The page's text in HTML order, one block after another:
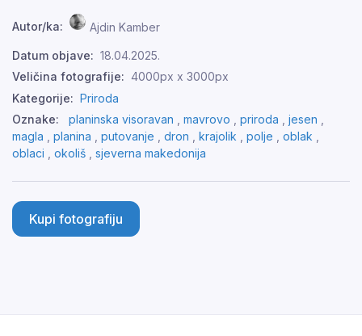
Autor/ka: Ajdin Kamber
Datum objave: 18.04.2025.
Veličina fotografije: 4000px x 3000px
Kategorije: Priroda
Oznake:
planinska visoravan mavrovo priroda jesen
magla
planina putovanje dron krajolik polje oblak
oblaci
okoliš sjeverna makedonija
Kupi fotografiju